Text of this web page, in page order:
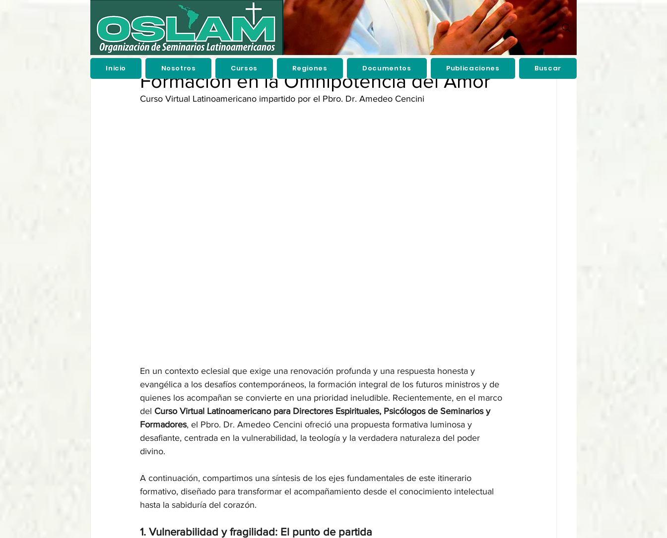
Formación en la Omnipotencia del Amor
Curso Virtual Latinoamericano impartido por el Pbro. Dr. Amedeo Cencini
En un contexto eclesial que exige una renovación profunda y una respuesta honesta y
evangélica a los desafíos contemporáneos, la formación integral de los futuros ministros y de
quienes los acompañan se convierte en una prioridad ineludible. Recientemente, en el marco
del Curso Virtual Latinoamericano para Directores Espirituales, Psicólogos de Seminarios y
Formadores, el Pbro. Dr. Amedeo Cencini ofreció una propuesta formativa luminosa y
desafiante, centrada en la vulnerabilidad, la teología y la verdadera naturaleza del poder
divino.
A continuación, compartimos una síntesis de los ejes fundamentales de este itinerario
formativo, diseñado para transformar el acompañamiento desde el conocimiento intelectual
hasta la sabiduría del corazón.
1. Vulnerabilidad y fragilidad: El punto de partida
Inicio Nosotros Cursos Regiones Documentos Publicaciones Buscar